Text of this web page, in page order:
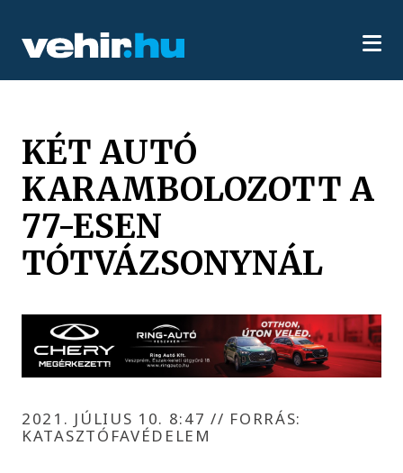
KÉT AUTÓ
KARAMBOLOZOTT A
77-ESEN
TÓTVÁZSONYNÁL
2021. JÚLIUS 10. 8:47// FORRÁS:
KATASZTÓFAVÉDELEM